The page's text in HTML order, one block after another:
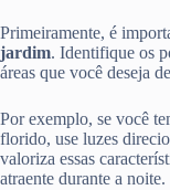
Primeiramente, é
jardim. Identifique os
áreas que você deseja
Por exemplo, se você
florido, use luzes
valoriza essas
atraente durante a noite.